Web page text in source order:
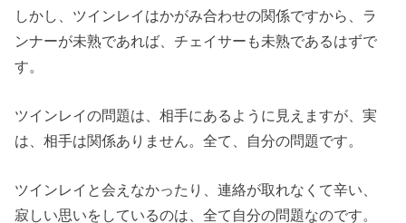
しかし、ツインレイはかがみ合わせの関係ですから、ラ
ンナーが未熟であれば、チェイサーも未熟であるはずで
す。
ツインレイの問題は、相手にあるように見えますが、実
は、相手は関係ありません。全て、自分の問題です。
ツインレイと会えなかったり、連絡が取れなくて辛い、
寂しい思いをしているのは、全て自分の問題なのです。